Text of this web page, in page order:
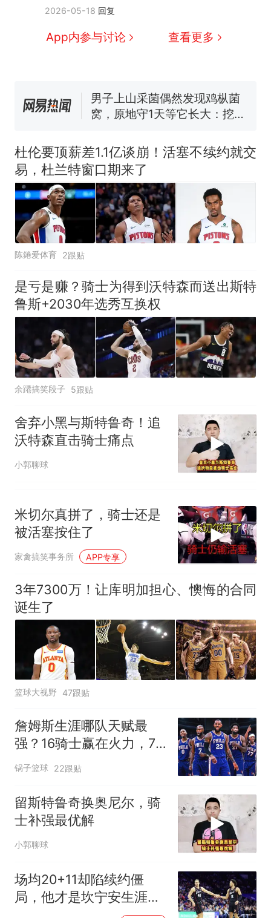
2026-05-18 回复
App内参与讨论 查看更多
么？
费大厨“全国小炒肉大王”称
140多朵
美国渔民钓获鲨鱼徒手将其拽
回大海 目击者直呼震惊 （视频
官方通报
热
那个在床头放菜刀的女孩，
因老师一句“跟我回家”改写了
人生
杜伦要顶薪差1.1亿谈崩！活塞不续约就交
易，杜兰特窗口期来了
陈錈爱体育 2跟贴
是亏是赚？骑士为得到沃特森而送出斯特
鲁斯+2030年选秀互换权
余蹮搞笑段子 5跟贴
舍弃小黑与斯特鲁奇！追
沃特森直击骑士痛点
小郭聊球
米切尔真拼了，骑士还是
被活塞按住了
家禽搞笑事务所 APP专享
3年7300万！让库明加担心、懊悔的合同
诞生了
篮球大视野 47跟贴
詹姆斯生涯哪队天赋最
强？16骑士赢在火力，76
人四巨头纸面第一
锅子篮球 22跟贴
留斯特鲁奇换奥尼尔，骑
士补强最优解
小郭聊球
场均20+11却陷续约僵
局，他才是坎宁安生涯最